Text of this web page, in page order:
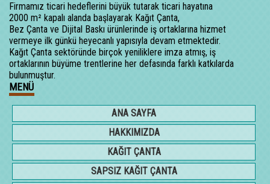
Firmamız ticari hedeflerini büyük tutarak ticari hayatına
2000 m² kapalı alanda başlayarak Kağıt Çanta,
Bez Çanta ve Dijital Baskı ürünlerinde iş ortaklarına hizmet
vermeye ilk günkü heyecanlı yapısıyla devam etmektedir.
Kağıt Çanta sektöründe birçok yeniliklere imza atmış, iş
ortaklarının büyüme trentlerine her defasında farklı katkılarda
bulunmuştur.
MENÜ
ANA SAYFA
HAKKIMIZDA
KAĞIT ÇANTA
SAPSIZ KAĞIT ÇANTA